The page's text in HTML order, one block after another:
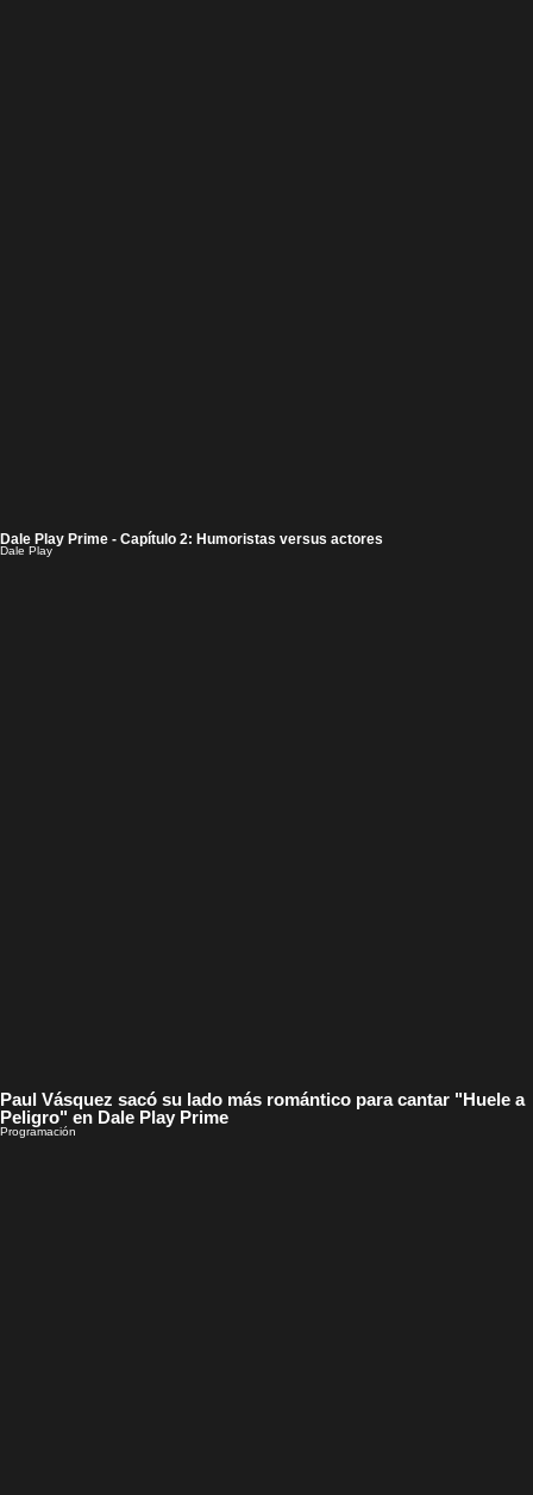
Dale Play Prime - Capítulo 2: Humoristas versus actores
Dale Play
Paul Vásquez sacó su lado más romántico para cantar "Huele a
Peligro" en Dale Play Prime
Programación